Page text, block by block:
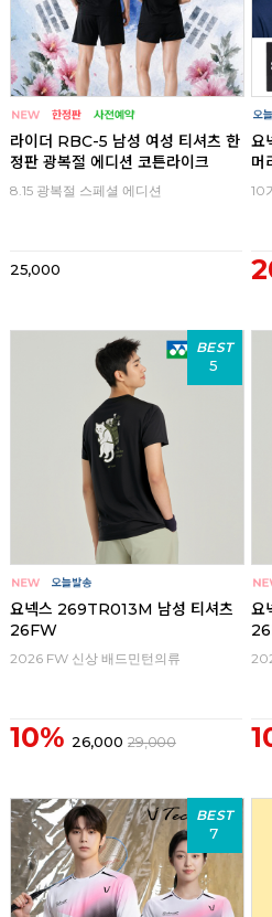
라이더 RBC-5 남성 여성 티셔츠 한
정판 광복절 에디션 코튼라이크
8.15 광복절 스페셜 에디션
25,000
요
머
10
BEST
5
요넥스 269TR013M 남성 티셔츠
26FW
2026 FW 신상 배드민턴의류
10% 26,000 29,000
요
BEST
7